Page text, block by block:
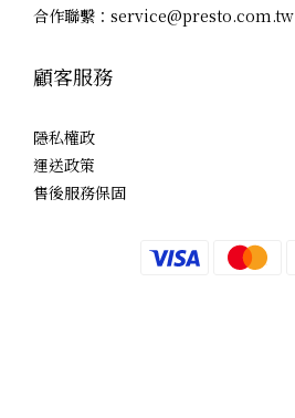
合作聯繫：service@presto.com.tw
顧客服務
隱私權政
運送政策
售後服務保固